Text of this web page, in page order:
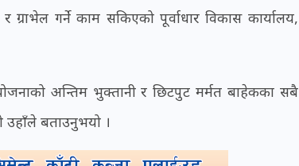
ग्राभेल गर्ने काम सकिएको पूर्वाधार विकास कार्यालय,
अन्तिम भुक्तानी र छिटपुट मर्मत बाहेकका सबै
उहाँले बताउनुभयो ।